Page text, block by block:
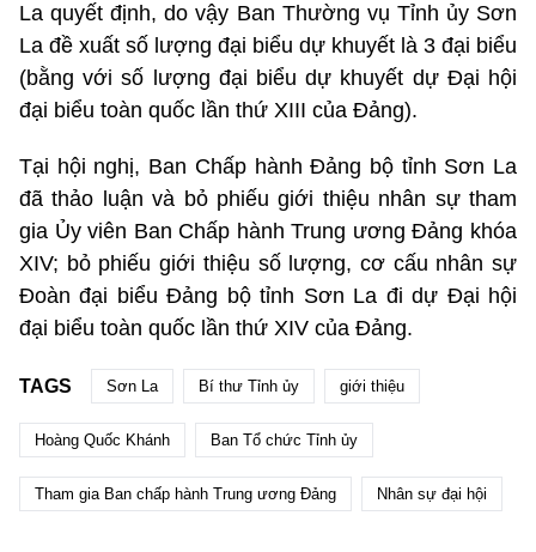
La quyết định, do vậy Ban Thường vụ Tỉnh ủy Sơn
La đề xuất số lượng đại biểu dự khuyết là 3 đại biểu
(bằng với số lượng đại biểu dự khuyết dự Đại hội
đại biểu toàn quốc lần thứ XIII của Đảng).
Tại hội nghị, Ban Chấp hành Đảng bộ tỉnh Sơn La
đã thảo luận và bỏ phiếu giới thiệu nhân sự tham
gia Ủy viên Ban Chấp hành Trung ương Đảng khóa
XIV; bỏ phiếu giới thiệu số lượng, cơ cấu nhân sự
Đoàn đại biểu Đảng bộ tỉnh Sơn La đi dự Đại hội
đại biểu toàn quốc lần thứ XIV của Đảng.
TAGS Sơn La Bí thư Tỉnh ủy giới thiệu
Hoàng Quốc Khánh Ban Tổ chức Tỉnh ủy
Tham gia Ban chấp hành Trung ương Đảng Nhân sự đại hội